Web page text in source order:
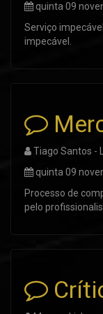
quinta 09
Serviço
impecável.
Tiago Santos -
quinta 09
Processo de
pelo